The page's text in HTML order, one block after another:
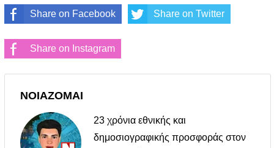
Share on Facebook Share on Twitter
Share on Instagram
ΝΟΙΑΖΟΜΑΙ
23 χρόνια εθνικής και
δημοσιογραφικής προσφοράς στον